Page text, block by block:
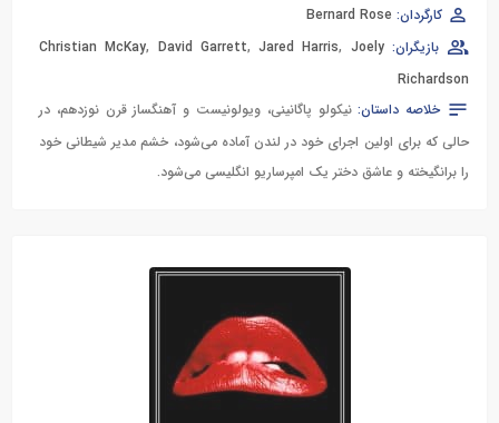
کارگردان: Bernard Rose
بازیگران:
Christian McKay, David Garrett, Jared Harris, Joely
Richardson
خلاصه داستان:نیکولو پاگانینی، ویولونیست و آهنگساز قرن نوزدهم، در
حالی که برای اولین اجرای خود در لندن آماده می‌شود، خشم مدیر شیطانی خود
را برانگیخته و عاشق دختر یک امپرساریو انگلیسی می‌شود.